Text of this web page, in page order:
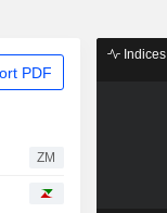
PDF
ZM
Indices